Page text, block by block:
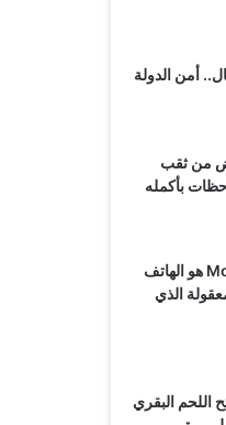
أمن الدولة
من ثقب
بأكمله
Motorolas Edge 70 هو الهاتف
الذي
اللحم البقري